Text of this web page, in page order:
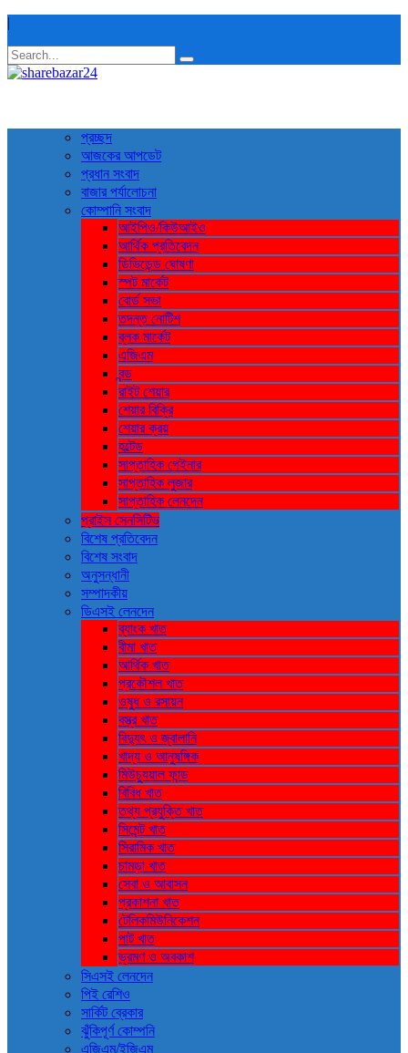
|
প্রচ্ছদ
আজকের আপডেট
প্রধান সংবাদ
বাজার পর্যালোচনা
কোম্পানি সংবাদ
আইপিও/কিউআইও
আর্থিক প্রতিবেদন
ডিভিডেন্ড ঘোষণা
স্পট মার্কেট
বোর্ড সভা
তদন্ত নোটিশ
ব্লক মার্কেট
এজিএম
বন্ড
রাইট শেয়ার
শেয়ার বিক্রি
শেয়ার ক্রয়
হল্টেড
সাপ্তাহিক গেইনার
সাপ্তাহিক লুজার
সাপ্তাহিক লেনদেন
প্রাইস সেনসিটিভ
বিশেষ প্রতিবেদন
বিশেষ সংবাদ
অনুসন্ধানী
সম্পাদকীয়
ডিএসই লেনদেন
ব্যাংক খাত
বীমা খাত
আর্থিক খাত
প্রকৌশল খাত
ওষুধ ও রসায়ন
বস্ত্র খাত
বিদ্যুৎ ও জ্বালানি
খাদ্য ও আনুষঙ্গিক
মিউচ্যুয়াল ফান্ড
বিবিধ খাত
তথ্য প্রযুক্তি খাত
সিমেন্ট খাত
সিরামিক খাত
চামড়া খাত
সেবা ও আবাসন
প্রকাশনা খাত
টেলিকমিউনিকেশন
পাট খাত
ভ্রমণ ও ‍অবকাশ
সিএসই লেনদেন
পিই রেশিও
সার্কিট ব্রেকার
ঝুঁকিপূর্ণ কোম্পনি
এজিএম/ইজিএম